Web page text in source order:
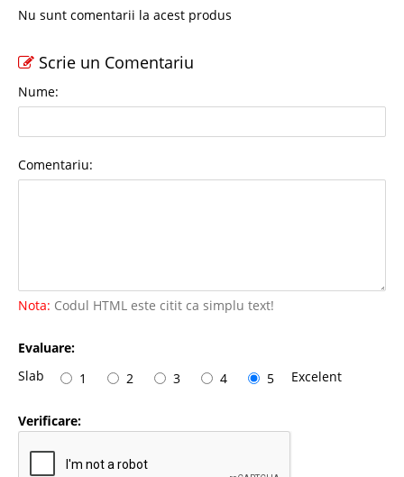
Nu sunt comentarii la acest produs
Scrie un Comentariu
Nume:
Comentariu:
Nota: Codul HTML este citit ca simplu text!
Evaluare:
Slab
1 2 3 4 5 Excelent
Verificare: